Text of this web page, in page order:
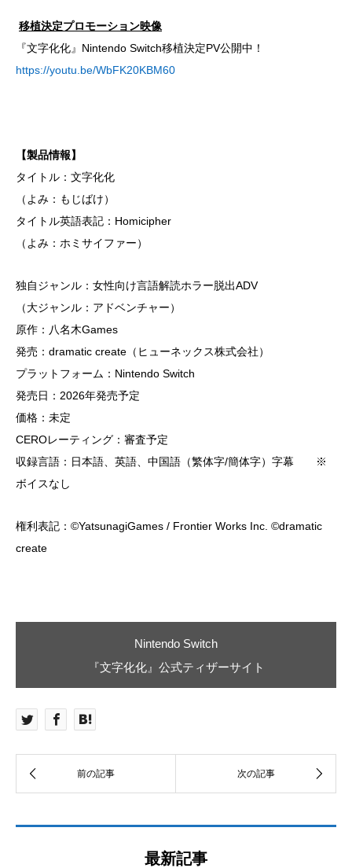
移植決定プロモーション映像
『文字化化』Nintendo Switch移植決定PV公開中！
https://youtu.be/WbFK20KBM60
【製品情報】
タイトル：文字化化
（よみ：もじばけ）
タイトル英語表記：Homicipher
（よみ：ホミサイファー）
独自ジャンル：女性向け言語解読ホラー脱出ADV
（大ジャンル：アドベンチャー）
原作：八名木Games
発売：dramatic create（ヒューネックス株式会社）
プラットフォーム：Nintendo Switch
発売日：2026年発売予定
価格：未定
CEROレーティング：審査予定
収録言語：日本語、英語、中国語（繁体字/簡体字）字幕 ※
ボイスなし
権利表記：©YatsunagiGames / Frontier Works Inc. ©dramatic
create
Nintendo Switch
『文字化化』公式ティザーサイト
最新記事